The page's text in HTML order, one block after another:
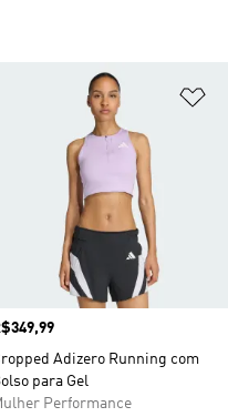
à Lista de Desejos
Adizero Running com
para Gel
Performance